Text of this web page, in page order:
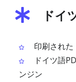
ドイ
印刷され
ドイツ語
ンジン